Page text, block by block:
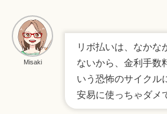
Misaki
リボ払いは、なかな
ないから、金利手数
いう恐怖のサイクル
安易に使っちゃダメ